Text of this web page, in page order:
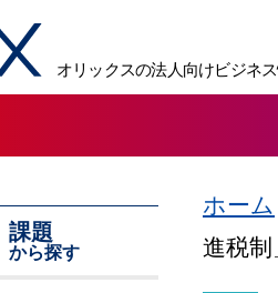
オリックスの法人向けビジネ
ホーム
進税
課題
から探す